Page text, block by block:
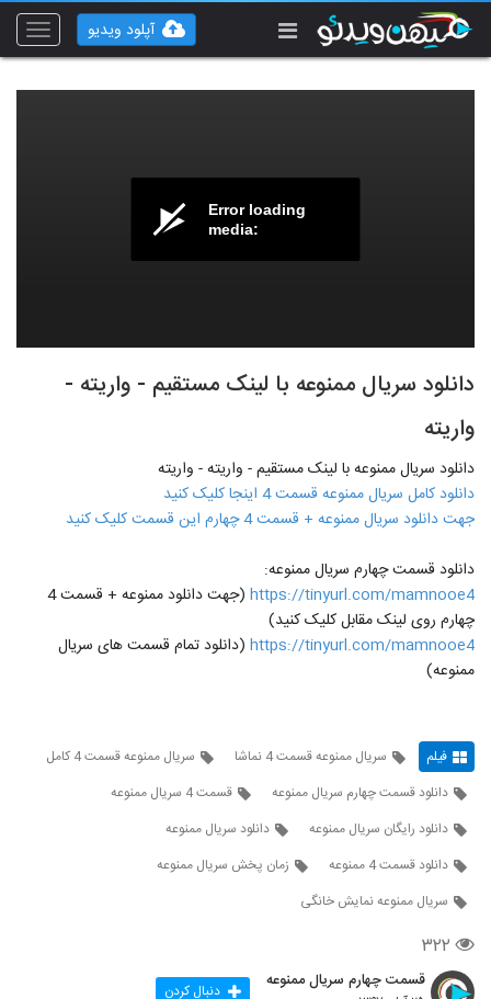
Toggle
آپلود ویدیو
Error loading
media:
دانلود سریال ممنوعه با لینک مستقیم - واریته -
واریته
دانلود سریال ممنوعه با لینک مستقیم - واریته - واریته
دانلود کامل سریال ممنوعه قسمت 4 اینجا کلیک کنید
جهت دانلود سریال ممنوعه + قسمت 4 چهارم این قسمت کلیک کنید
دانلود قسمت چهارم سریال ممنوعه:
https://tinyurl.com/mamnooe4
(جهت دانلود ممنوعه + قسمت 4
چهارم روی لینک مقابل کلیک کنید)
https://tinyurl.com/mamnooe4 (دانلود تمام قسمت های سریال
ممنوعه)
فیلم سریال ممنوعه قسمت 4 نماشا
سریال ممنوعه قسمت 4 کامل
دانلود قسمت چهارم سریال ممنوعه
قسمت 4 سریال ممنوعه
دانلود رایگان سریال ممنوعه
دانلود سریال ممنوعه
دانلود قسمت 4 ممنوعه
زمان پخش سریال ممنوعه
سریال ممنوعه نمایش خانگی
۳۲۲
قسمت چهارم سریال ممنوعه دنبال کردن